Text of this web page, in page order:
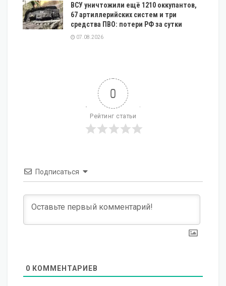
ВСУ уничтожили ещё 1210 оккупантов,
67 артиллерийских систем и три
средства ПВО: потери РФ за сутки
07.08.2026
0
Рейтинг статьи
Подписаться
0 КОММЕНТАРИЕВ